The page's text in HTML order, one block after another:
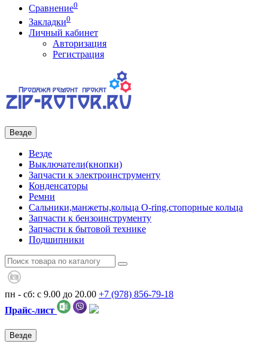
Сравнение0
Закладки0
Личный кабинет
Авторизация
Регистрация
Везде
Везде
Выключатели(кнопки)
Запчасти к электроинструменту
Конденсаторы
Ремни
Сальники,манжеты,кольца О-ring,стопорные кольца
Запчасти к бензоинструменту
Запчасти к бытовой технике
Подшипники
пн - сб: с 9.00 до 20.00 +7 (978) 856-79-18
Прайс-лист
Везде